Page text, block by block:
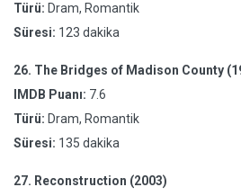
Türü: Dram, Romantik
Süresi: 123 dakika
26. The Bridges of Madison County
IMDB Puanı: 7.6
Türü: Dram, Romantik
Süresi: 135 dakika
27. Reconstruction (2003)